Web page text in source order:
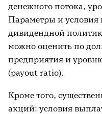
денежного потока,
Параметры и
дивидендной
можно оценить по
предприятия и
(payout ratio).
Кроме того,
акций: условия